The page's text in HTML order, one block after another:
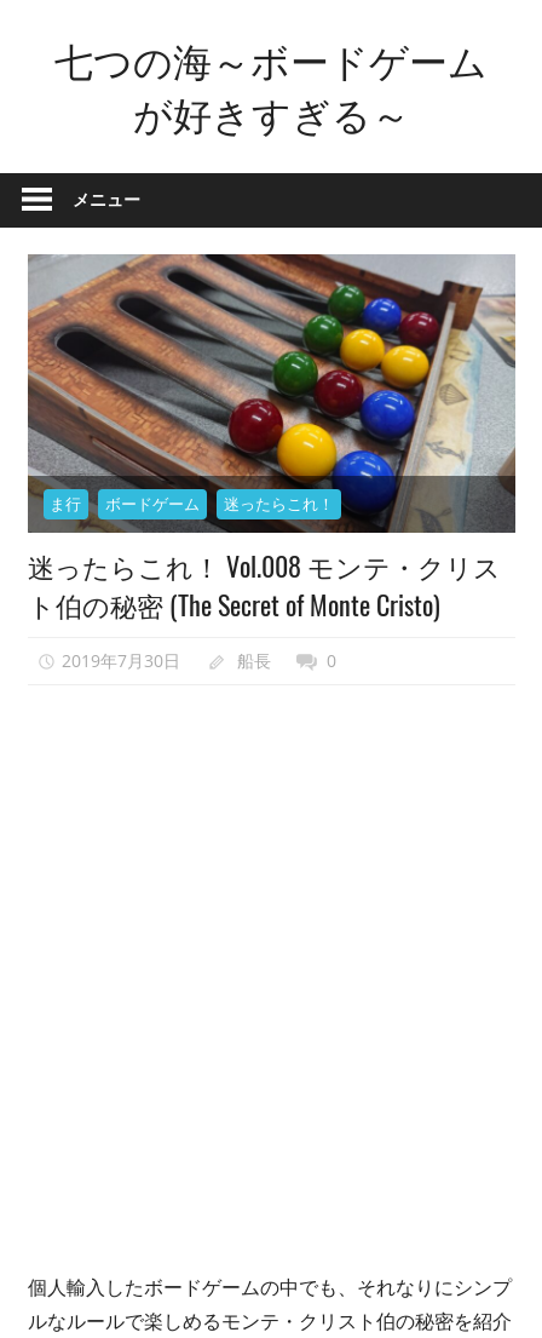
へ
キ
七つの海～ボードゲーム
が好きすぎる～
ー
ド
ゲ
ム
が
好
き
す
ぎ
た
せ
い
で、
世
増
や
メニュー
ま行 ボードゲーム 迷ったらこれ！
迷ったらこれ！ Vol.008 モンテ・クリス
ト伯の秘密 (The Secret of Monte Cristo)
2019年7月30日 船長 0
個人輸入したボードゲームの中でも、それなりにシンプ
ルなルールで楽しめるモンテ・クリスト伯の秘密を紹介